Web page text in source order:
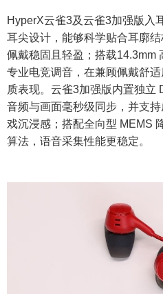
HyperX云雀3及云雀3加强版入
耳尖设计，能够科学贴合耳廓
佩戴稳固且轻盈；搭载14.3mm
专业电竞调音，在兼顾佩戴舒
质表现。云雀3加强版内置独立
音频与画面毫秒级同步，并支
戏沉浸感；搭配全向型 MEMS
算法，语音采集性能更稳定。